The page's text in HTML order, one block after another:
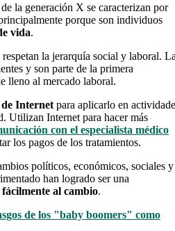
la generación X se caracterizan por
porque son individuos
vida.
la jerarquía social y laboral.
y son parte de la primera
lleno al mercado laboral.
de Internet para aplicarlo en
Utilizan Internet para hacer más
con el especialista médico
los pagos de los tratamientos.
políticos, económicos, sociales y
han logrado ser una
al cambio.
de los "baby boomers" como